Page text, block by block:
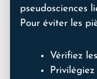
pseudosciences
Pour éviter les
Vérifiez
Privilégiez